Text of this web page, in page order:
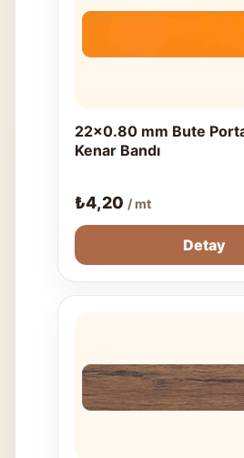
22x0.80 mm Bute
Kenar Bandı
₺4,20 / mt
Detay